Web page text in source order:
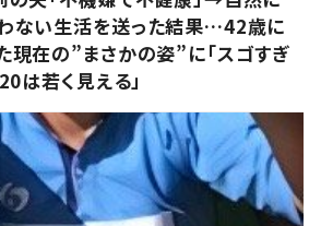
ない生活を送った結果…42歳に
現在の”まさかの姿”に「スゴすぎ
20は若く見える」